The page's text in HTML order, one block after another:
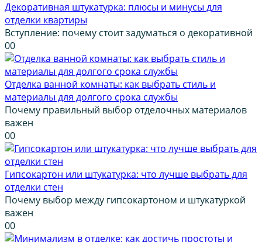
Декоративная штукатурка: плюсы и минусы для
отделки квартиры
Вступление: почему стоит задуматься о декоративной
00
Отделка ванной комнаты: как выбрать стиль и
материалы для долгого срока службы
Почему правильный выбор отделочных материалов
важен
00
Гипсокартон или штукатурка: что лучше выбрать для
отделки стен
Почему выбор между гипсокартоном и штукатуркой
важен
00